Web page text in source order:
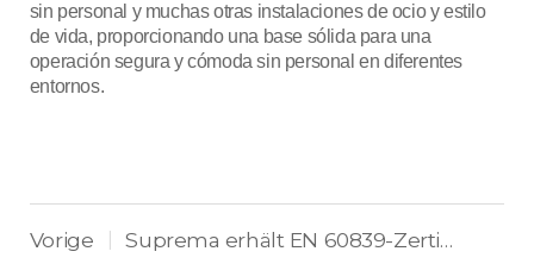
sin personal y muchas otras instalaciones de ocio y estilo
de vida, proporcionando una base sólida para una
operación segura y cómoda sin personal en diferentes
entornos.
Vorige Suprema erhält EN 60839-Zertifizierung für Hochsicherheits-Zutrittskontrolle